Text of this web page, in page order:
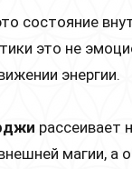
состояние
это не
энергии.
рассеивает
магии, а